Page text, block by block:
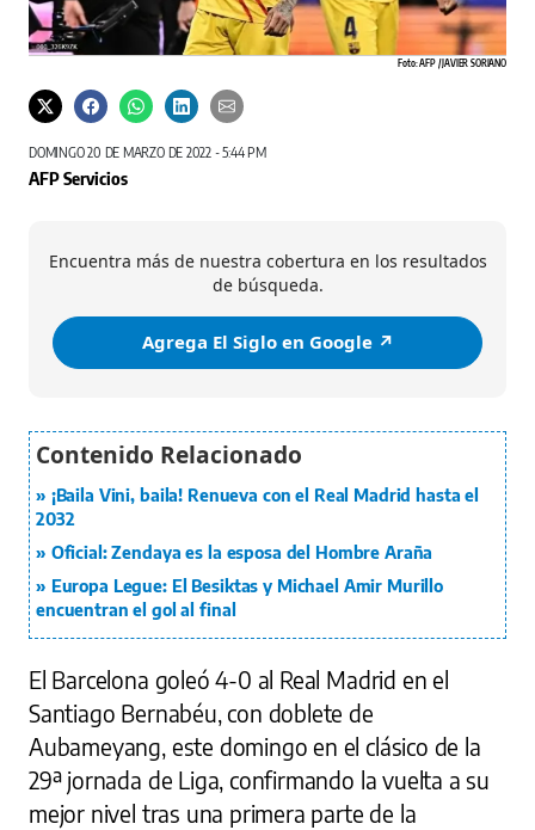
Foto: AFP / JAVIER SORIANO
DOMINGO 20 DE MARZO DE 2022 - 5:44 PM
AFP Servicios
Encuentra más de nuestra cobertura en los resultados
de búsqueda.
Agrega El Siglo en Google ↗️
¡Baila Vini, baila! Renueva con el Real Madrid hasta el
2032
Oficial: Zendaya es la esposa del Hombre Araña
Europa Legue: El Besiktas y Michael Amir Murillo
encuentran el gol al final
El Barcelona goleó 4-0 al Real Madrid en el
Santiago Bernabéu, con doblete de
Aubameyang, este domingo en el clásico de la
29ª jornada de Liga, confirmando la vuelta a su
mejor nivel tras una primera parte de la